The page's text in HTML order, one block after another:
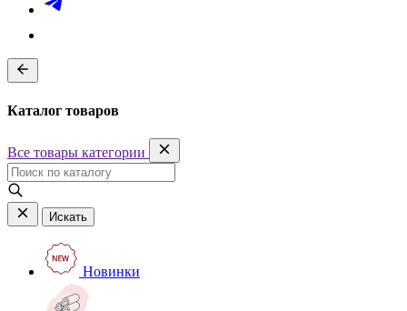
Каталог товаров
Все товары категории
Искать
Новинки